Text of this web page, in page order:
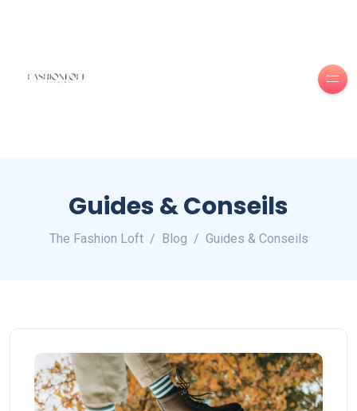
Guides & Conseils
The Fashion Loft Blog Guides & Conseils